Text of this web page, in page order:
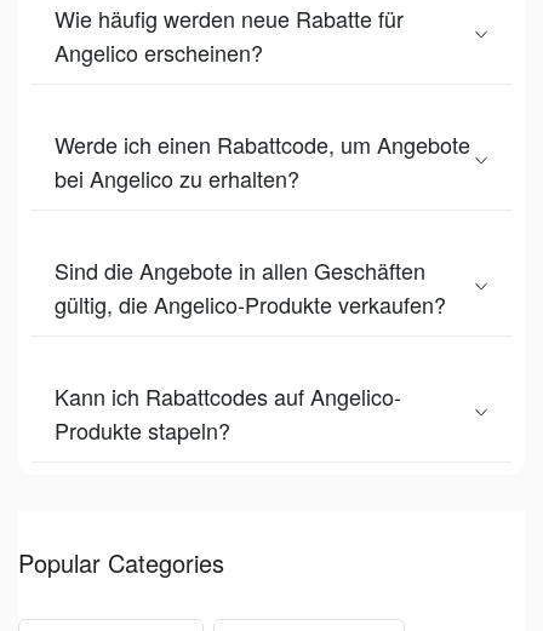
Wie häufig werden neue Rabatte für
Angelico erscheinen?
Werde ich einen Rabattcode, um Angebote
bei Angelico zu erhalten?
Sind die Angebote in allen Geschäften
gültig, die Angelico-Produkte verkaufen?
Kann ich Rabattcodes auf Angelico-
Produkte stapeln?
Popular Categories